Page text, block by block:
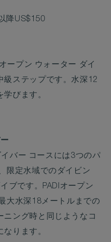
降US$150
ープン ウォーター ダイ
級ステップです。水深12
びます。
バー コースには3つのパ
限定水域でのダイビン
ブです。PADIオープン
大水深18メートルまでの
ニング時と同じようなコ
ります。